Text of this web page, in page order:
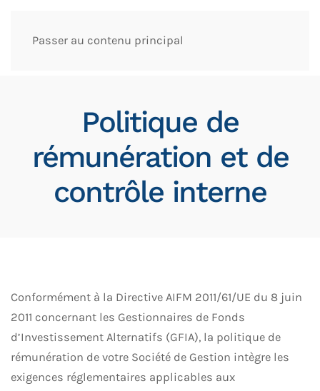
Passer au contenu principal
Politique de
rémunération et de
contrôle interne
Conformément à la Directive AIFM 2011/61/UE du 8 juin
2011 concernant les Gestionnaires de Fonds
d’Investissement Alternatifs (GFIA), la politique de
rémunération de votre Société de Gestion intègre les
exigences réglementaires applicables aux